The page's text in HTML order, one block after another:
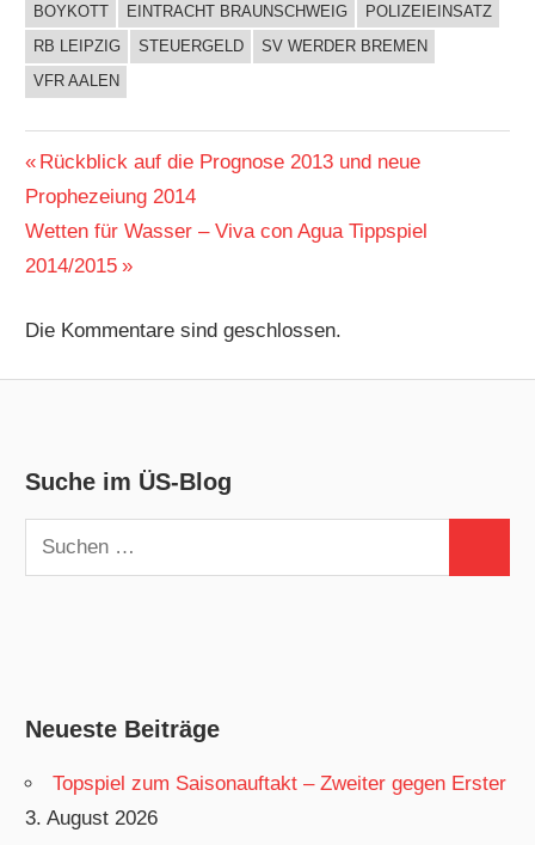
BOYKOTT EINTRACHT BRAUNSCHWEIG
POLIZEIEINSATZ
RB LEIPZIG
STEUERGELD
SV WERDER BREMEN
VFR AALEN
Beitragsnavigation
Vorheriger
Beitrag:
Rückblick auf die Prognose 2013 und neue
Prophezeiung 2014
Nächster
Beitrag:
Wetten für Wasser – Viva con Agua Tippspiel
2014/2015
Die Kommentare sind geschlossen.
Suche im ÜS-Blog
Suchen
nach:
Neueste Beiträge
Topspiel zum Saisonauftakt – Zweiter gegen Erster
3. August 2026